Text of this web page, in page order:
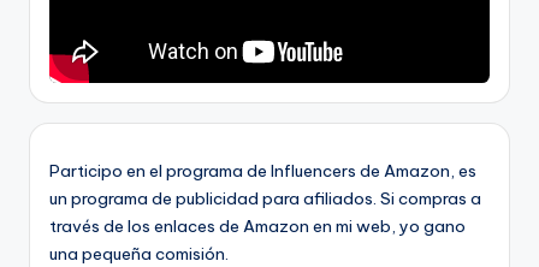
Participo en el programa de Influencers de Amazon, es
un programa de publicidad para afiliados. Si compras a
través de los enlaces de Amazon en mi web, yo gano
una pequeña comisión.